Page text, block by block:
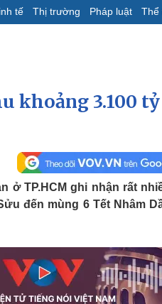
tế Thị trường Pháp luật Thể
Thể thao
Lịch thi đấu bóng đá
Thế giới thể thao
Văn hóa
Sân khấu - Điện ảnh
Văn học
khoảng 3.100
ở TP.HCM ghi nhận rất
đến mùng 6 Tết Nhâm